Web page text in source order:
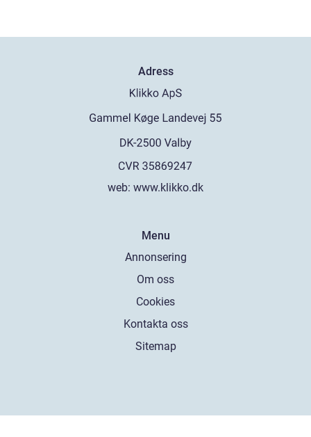
Adress
web: www.klikko.dk
Menu
Annonsering
Om oss
Cookies
Kontakta oss
Sitemap